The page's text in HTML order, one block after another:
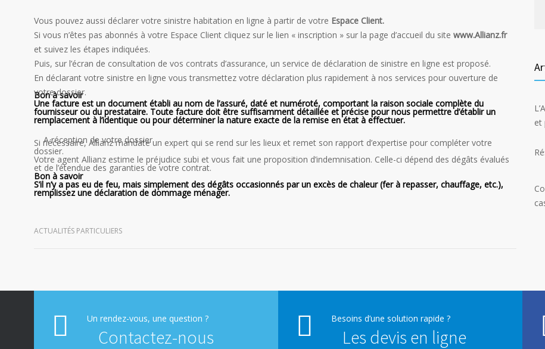
Vous pouvez aussi déclarer votre sinistre habitation en ligne à partir de votre Espace Client.
Si vous n’êtes pas abonnés à votre Espace Client cliquez sur le lien « inscription » sur la page d’accueil du site www.Allianz.fr
et suivez les étapes indiquées.
Puis, sur l’écran de consultation de vos contrats d’assurance, un service de déclaration de sinistre en ligne est proposé.
En déclarant votre sinistre en ligne vous transmettez votre déclaration plus rapidement à nos services pour ouverture de
votre dossier.
Bon à savoir
Une facture est un document établi au nom de l’assuré, daté et numéroté, comportant la raison sociale complète du
fournisseur ou du prestataire. Toute facture doit être suffisamment détaillée et précise pour nous permettre d’établir un
remplacement à l’identique ou pour déterminer la nature exacte de la remise en état à effectuer.
A réception de votre dossier
Si nécessaire, Allianz mandate un expert qui se rend sur les lieux et remet son rapport d’expertise pour compléter votre
dossier.
Votre agent Allianz estime le préjudice subi et vous fait une proposition d’indemnisation. Celle-ci dépend des dégâts évalués
et de l’étendue des garanties de votre contrat.
Bon à savoir
S’il n’y a pas eu de feu, mais simplement des dégâts occasionnés par un excès de chaleur (fer à repasser, chauffage, etc.),
remplissez une déclaration de dommage ménager.
ACTUALITÉS PARTICULIERS
et
Un rendez-vous, une question ?
Contactez-nous
Besoins d’une solution rapide ?
Les devis en ligne